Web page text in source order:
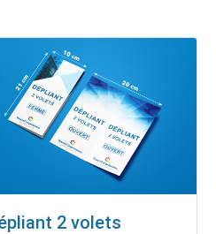
2 volets
les détails Dépliant 2 volets